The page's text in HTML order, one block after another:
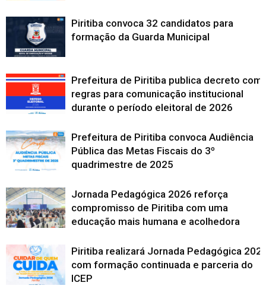
Piritiba convoca 32 candidatos para
formação da Guarda Municipal
Prefeitura de Piritiba publica decreto com
regras para comunicação institucional
durante o período eleitoral de 2026
Prefeitura de Piritiba convoca Audiência
Pública das Metas Fiscais do 3º
quadrimestre de 2025
Jornada Pedagógica 2026 reforça
compromisso de Piritiba com uma
educação mais humana e acolhedora
Piritiba realizará Jornada Pedagógica
com formação continuada e parceria do
ICEP